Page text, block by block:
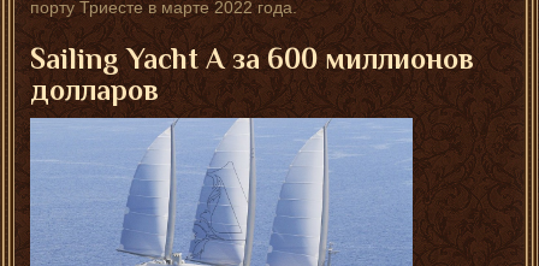
порту Триесте в марте 2022 года.
Sailing Yacht A за 600 миллионов
долларов